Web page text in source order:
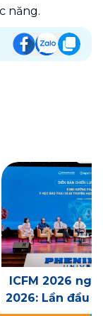
năng.
ICFM 2026
2026: Lần đầu